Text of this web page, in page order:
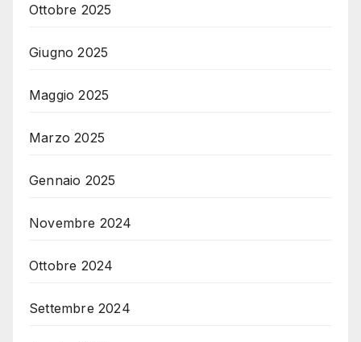
Ottobre 2025
Giugno 2025
Maggio 2025
Marzo 2025
Gennaio 2025
Novembre 2024
Ottobre 2024
Settembre 2024